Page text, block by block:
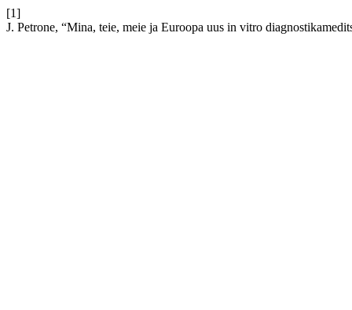
[1]
J. Petrone, “Mina, teie, meie ja Euroopa uus in vitro